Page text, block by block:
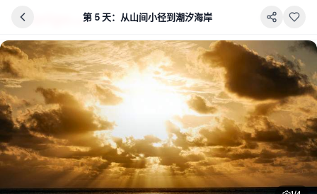
第 5 天：从山间小径到潮汐海岸